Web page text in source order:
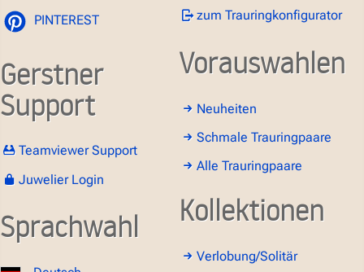
PINTEREST
Gerstner
Support
Teamviewer Support
Juwelier Login
Sprachwahl
zum Trauringkonfigurator
Vorauswahlen
Neuheiten
Schmale Trauringpaare
Alle Trauringpaare
Kollektionen
Verlobung/Solitär